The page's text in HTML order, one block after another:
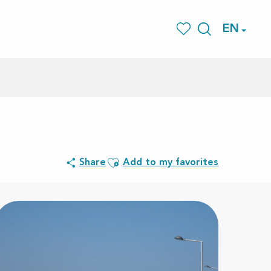
EN
Share Ajouter aux favoris
Add to my favorites